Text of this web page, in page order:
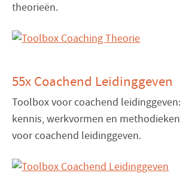
theorieën.
55x Coachend Leidinggeven
Toolbox voor coachend leidinggeven:
kennis, werkvormen en methodieken
voor coachend leidinggeven.